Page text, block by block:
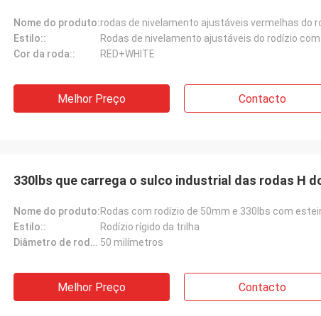
Nome do produto:
Estilo::
Rodas de nivelamento ajustáveis do rodízio
Cor da roda::
RED+WHITE
Melhor Preço Contacto
330lbs que carrega o sulco industrial das rodas H
Nome do produto:
Estilo::
Rodízio rígido da trilha
Diâmetro de roda:: 50 milímetros
Melhor Preço Contacto